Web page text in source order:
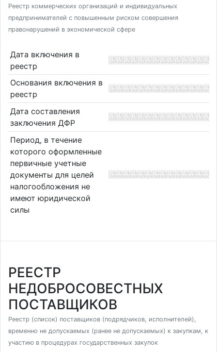
Реестр коммерческих организаций и индивидуальных
предпринимателей с повышенным риском совершения
правонарушений в экономической сфере
Дата включения в
реестр
Основания включения в
реестр
Дата составления
заключения ДФР
Период, в течение
которого оформленные
первичные учетные
документы для целей
налогообложения не
имеют юридической
силы
РЕЕСТР
НЕДОБРОСОВЕСТНЫХ
ПОСТАВЩИКОВ
Реестр (список) поставщиков (подрядчиков, исполнителей),
временно не допускаемых (ранее не допускаемых) к закупкам, к
участию в процедурах государственных закупок